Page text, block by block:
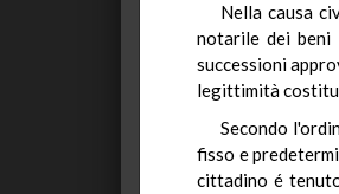
Nella causa
notarile dei beni
successioni
legittimità
Secondo
fisso e
cittadino é